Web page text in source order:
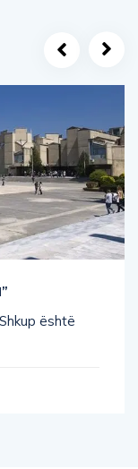
është